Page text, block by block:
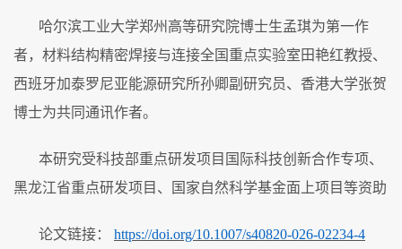
哈尔滨工业大学郑州高等研究院博士生孟琪为第一作
者，材料结构精密焊接与连接全国重点实验室田艳红教授、
西班牙加泰罗尼亚能源研究所孙卿副研究员、香港大学张贺
博士为共同通讯作者。
本研究受科技部重点研发项目国际科技创新合作专项、
黑龙江省重点研发项目、国家自然科学基金面上项目等资助
论文链接： https://doi.org/10.1007/s40820-026-02234-4